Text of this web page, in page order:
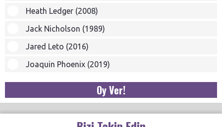
Heath Ledger (2008)
Jack Nicholson (1989)
Jared Leto (2016)
Joaquin Phoenix (2019)
Oy Ver!